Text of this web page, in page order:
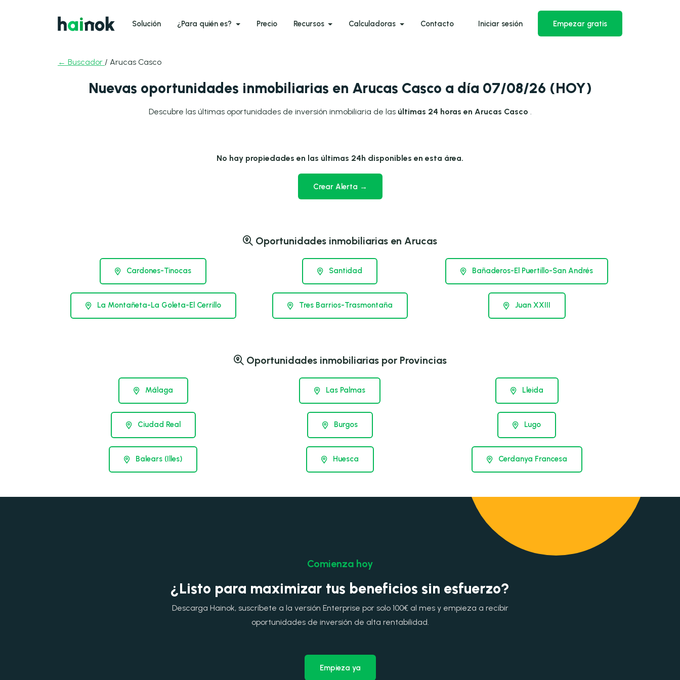
Solución ¿Para quién es? Precio Recursos Calculadoras Contacto Iniciar sesión Empezar gratis
← Buscador / Arucas Casco
Nuevas oportunidades inmobiliarias en Arucas Casco a día 07/08/26 (HOY)
Descubre las últimas oportunidades de inversión inmobiliaria de las últimas 24 horas en Arucas Casco .
No hay propiedades en las últimas 24h disponibles en esta área.
Crear Alerta →
Oportunidades inmobiliarias en Arucas
Cardones-Tinocas Santidad Bañaderos-El Puertillo-San Andrés
La Montañeta-La Goleta-El Cerrillo Tres Barrios-Trasmontaña Juan XXIII
Oportunidades inmobiliarias por Provincias
Málaga Las Palmas Lleida
Ciudad Real Burgos Lugo
Balears (Illes) Huesca Cerdanya Francesa
Comienza hoy
¿Listo para maximizar tus beneficios sin esfuerzo?
Descarga Hainok, suscríbete a la versión Enterprise por solo 100€ al mes y empieza a recibir
oportunidades de inversión de alta rentabilidad.
Empieza ya